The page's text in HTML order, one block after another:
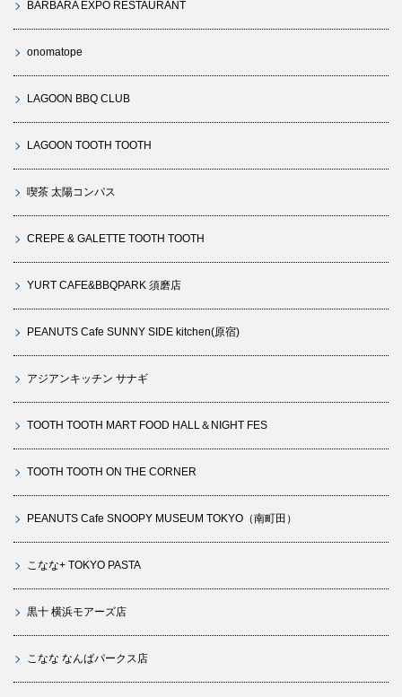
BARBARA EXPO RESTAURANT
onomatope
LAGOON BBQ CLUB
LAGOON TOOTH TOOTH
喫茶 太陽コンパス
CREPE & GALETTE TOOTH TOOTH
YURT CAFE&BBQPARK 須磨店
PEANUTS Cafe SUNNY SIDE kitchen(原宿)
アジアンキッチン サナギ
TOOTH TOOTH MART FOOD HALL＆NIGHT FES
TOOTH TOOTH ON THE CORNER
PEANUTS Cafe SNOOPY MUSEUM TOKYO（南町田）
こなな+ TOKYO PASTA
黒十 横浜モアーズ店
こなな なんばパークス店